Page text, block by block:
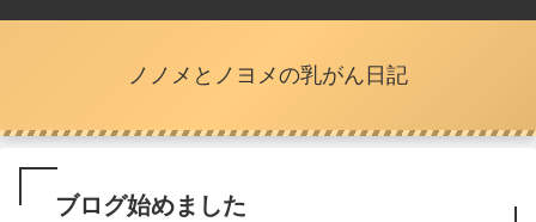
ノノメとノヨメの乳がん日記
ブログ始めました